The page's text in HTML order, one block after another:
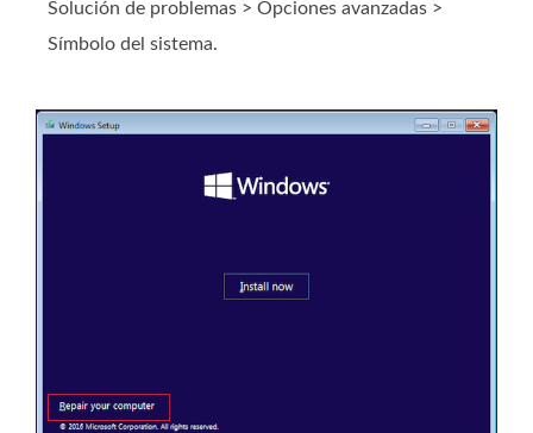
Solución de problemas > Opciones avanzadas >
Símbolo del sistema.